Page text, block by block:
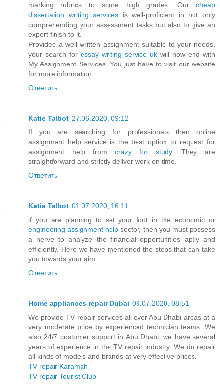
marking rubrics to score high grades. Our cheap
dissertation writing services is well-proficient in not only
comprehending your assessment tasks but also to give an
expert finish to it.
Provided a well-written assignment suitable to your needs,
your search for essay writing service uk will now end with
My Assignment Services. You just have to visit our website
for more information.
Ответить
Katie Talbot 27.06.2020, 09:12
If you are searching for professionals then online
assignment help service is the best option to request for
assignment help fromcrazy for study. They are
straightforward and strictly deliver work on time.
Ответить
Katie Talbot 01.07.2020, 16:11
if you are planning to set your foot in the economic or
engineering assignment help sector, then you must possess
a nerve to analyze the financial opportunities aptly and
efficiently. Here we have mentioned the steps that can take
you towards your aim.
Ответить
Home appliances repair Dubai 09.07.2020, 08:51
We provide TV repair services all over Abu Dhabi areas at a
very moderate price by experienced technician teams. We
also 24/7 customer support in Abu Dhabi, we have several
years of experience in the TV repair industry. We do repair
all kinds of models and brands at very effective prices.
TV repair Karamah
TV repair Tourist Club